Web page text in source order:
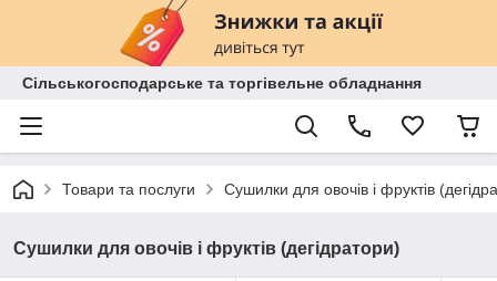
Сільськогосподарське та торгівельне обладнання
Товари та послуги Сушилки для овочів і фруктів
Сушилки для овочів і фруктів (дегідратори)